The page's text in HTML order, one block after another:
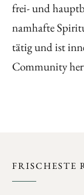
frei- und
namhafte
tätig und ist
Community
FRISCHESTE